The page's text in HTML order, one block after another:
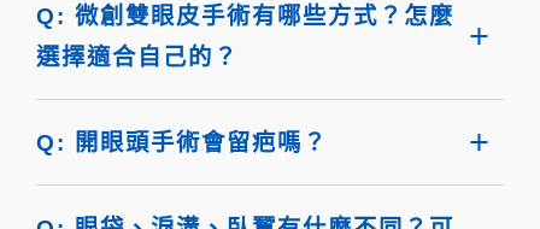
Q: 微創雙眼皮手術有哪些方式？怎麼
選擇適合自己的？
Q: 開眼頭手術會留疤嗎？